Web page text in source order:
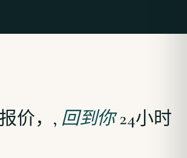
价，, 回到你24小时